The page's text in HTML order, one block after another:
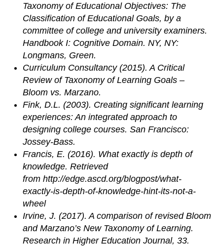
Taxonomy of Educational Objectives: The
Classification of Educational Goals, by a
committee of college and university examiners.
Handbook I: Cognitive Domain. NY, NY:
Longmans, Green.
Curriculum Consultancy (2015). A Critical
Review of Taxonomy of Learning Goals –
Bloom vs. Marzano.
Fink, D.L. (2003). Creating significant learning
experiences: An integrated approach to
designing college courses. San Francisco:
Jossey‐Bass.
Francis, E. (2016). What exactly is depth of
knowledge. Retrieved
from http://edge.ascd.org/blogpost/what-
exactly-is-depth-of-knowledge-hint-its-not-a-
wheel
Irvine, J. (2017). A comparison of revised Bloom
and Marzano’s New Taxonomy of Learning.
Research in Higher Education Journal, 33.